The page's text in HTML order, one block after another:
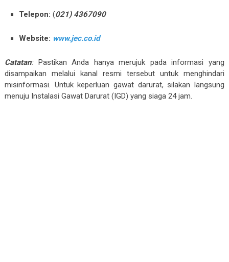
Telepon: (021) 4367090
Website: www.jec.co.id
Catatan:Pastikan Anda hanya merujuk pada informasi yang
disampaikan melalui kanal resmi tersebut untuk menghindari
misinformasi. Untuk keperluan gawat darurat, silakan langsung
menuju Instalasi Gawat Darurat (IGD) yang siaga 24 jam.